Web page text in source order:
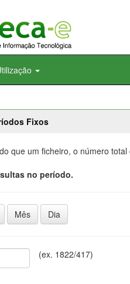
Fixos
que um ficheiro, o número
no período.
Mês Dia
(ex. 1822/417)